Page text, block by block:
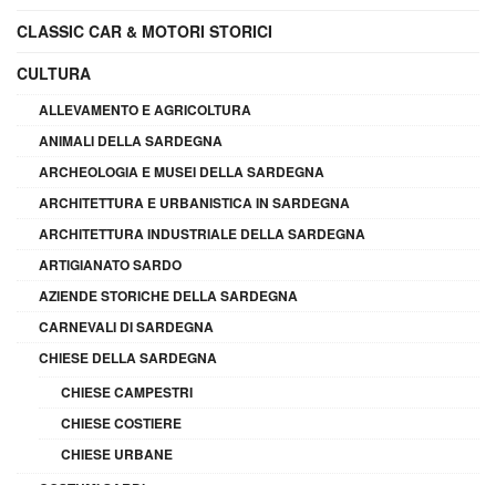
CLASSIC CAR & MOTORI STORICI
CULTURA
ALLEVAMENTO E AGRICOLTURA
ANIMALI DELLA SARDEGNA
ARCHEOLOGIA E MUSEI DELLA SARDEGNA
ARCHITETTURA E URBANISTICA IN SARDEGNA
ARCHITETTURA INDUSTRIALE DELLA SARDEGNA
ARTIGIANATO SARDO
AZIENDE STORICHE DELLA SARDEGNA
CARNEVALI DI SARDEGNA
CHIESE DELLA SARDEGNA
CHIESE CAMPESTRI
CHIESE COSTIERE
CHIESE URBANE